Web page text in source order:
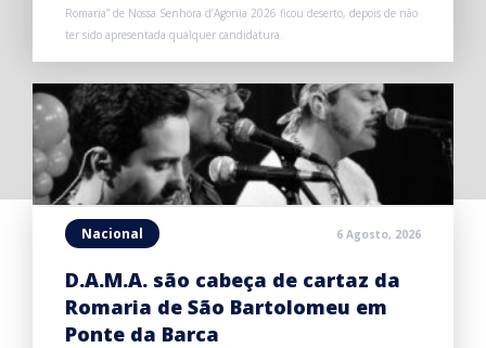
Romaria” de Nossa Senhora d’Agonia 2026 ficou deserto, depois de não
ter sido apresentada qualquer candidatura.
Nacional 6 Agosto, 2026
D.A.M.A. são cabeça de cartaz da
Romaria de São Bartolomeu em
Ponte da Barca